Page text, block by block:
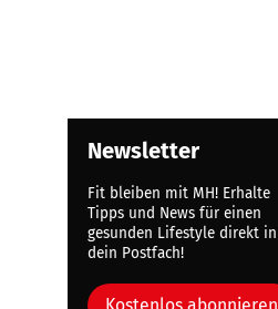
Newsletter
Fit bleiben mit MH! Erhalte
Tipps und News für einen
gesunden Lifestyle direkt in
dein Postfach!